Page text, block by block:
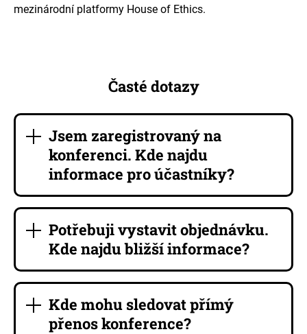
mezinárodní platformy House of Ethics.
Časté dotazy
Jsem zaregistrovaný na
konferenci. Kde najdu
informace pro účastníky?
Potřebuji vystavit objednávku.
Kde najdu bližší informace?
Kde mohu sledovat přímý
přenos konference?